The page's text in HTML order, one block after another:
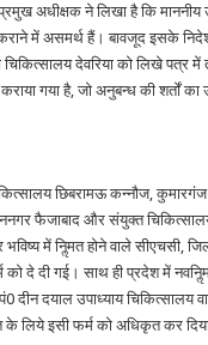
अधीक्षक ने लिखा है कि माननीय
में असमर्थ हैं। बावजूद इसके
देवरिया को लिखे पत्र में
गया है, जो अनुबन्ध की शर्तों
छिबरामऊ कन्नौज, कुमारगंज
फैजाबाद और संयुक्त
में निॢमत होने वाले सीएचसी,
को दे दी गई। साथ ही प्रदेश में
दीन दयाल उपाध्याय चिकित्सालय
के लिये इसी फर्म को अधिकृत कर